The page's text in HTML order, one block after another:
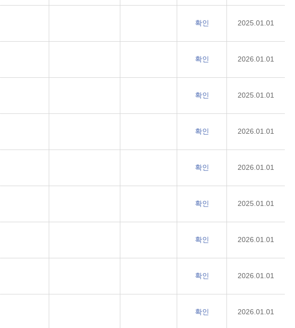
확인 2025.01.01
확인 2026.01.01
확인 2025.01.01
확인 2026.01.01
확인 2026.01.01
확인 2025.01.01
확인 2026.01.01
확인 2026.01.01
확인 2026.01.01